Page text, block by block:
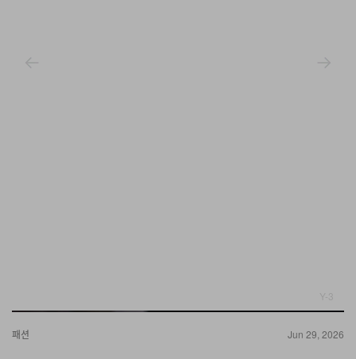
패션 Jun 29, 2026